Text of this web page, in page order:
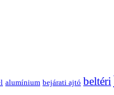
alumínium bejárati ajtó beltéri